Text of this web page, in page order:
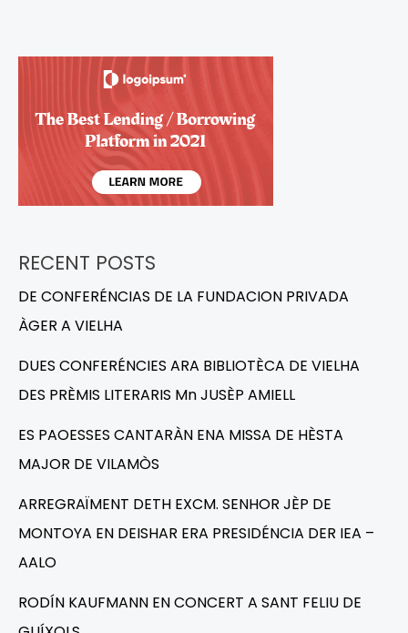
RECENT POSTS
DE CONFERÉNCIAS DE LA FUNDACION PRIVADA
ÀGER A VIELHA
DUES CONFERÉNCIES ARA BIBLIOTÈCA DE VIELHA
DES PRÈMIS LITERARIS Mn JUSÈP AMIELL
ES PAOESSES CANTARÀN ENA MISSA DE HÈSTA
MAJOR DE VILAMÒS
ARREGRAÏMENT DETH EXCM. SENHOR JÈP DE
MONTOYA EN DEISHAR ERA PRESIDÉNCIA DER IEA –
AALO
RODÍN KAUFMANN EN CONCERT A SANT FELIU DE